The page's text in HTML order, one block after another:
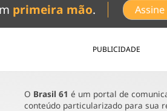
primeira mão.
PUBLICIDADE
O Brasil 61 é um portal de
conteúdo particularizado para sua